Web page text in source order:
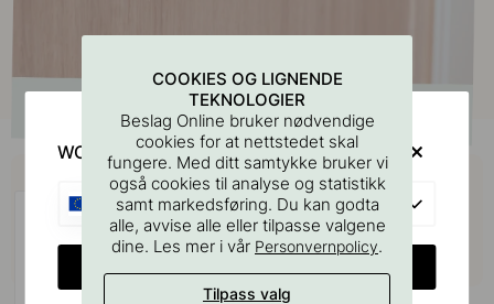
Kjøp sammen med
COOKIES OG LIGNENDE
TEKNOLOGIER
Beslag Online bruker nødvendige
cookies for at nettstedet skal
fungere. Med ditt samtykke bruker vi
også cookies til analyse og statistikk
samt markedsføring. Du kan godta
alle, avvise alle eller tilpasse valgene
dine. Les mer i vår Personvernpolicy.
Tilpass valg
WOULD YOU RATHER VISIT?
EU